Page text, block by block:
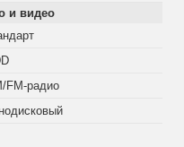
и видео
FM-радио